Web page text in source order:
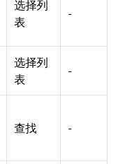
选择列
表
-
选择列
表
-
查找 -